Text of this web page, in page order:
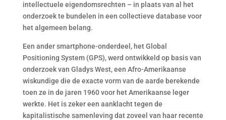
intellectuele eigendomsrechten – in plaats van al het
onderzoek te bundelen in een collectieve database voor
het algemeen belang.
Een ander smartphone-onderdeel, het Global
Positioning System (GPS), werd ontwikkeld op basis van
onderzoek van Gladys West, een Afro-Amerikaanse
wiskundige die de exacte vorm van de aarde berekende
toen ze in de jaren 1960 voor het Amerikaanse leger
werkte. Het is zeker een aanklacht tegen de
kapitalistische samenleving dat zoveel van haar recente